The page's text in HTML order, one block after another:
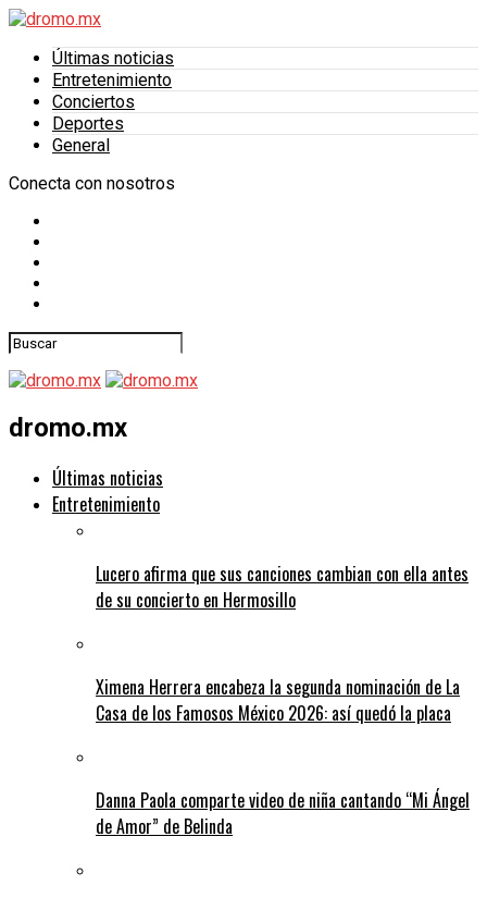
Últimas noticias
Entretenimiento
Conciertos
Deportes
General
Conecta con nosotros
dromo.mx
Últimas noticias
Entretenimiento
Lucero afirma que sus canciones cambian con ella antes
de su concierto en Hermosillo
Ximena Herrera encabeza la segunda nominación de La
Casa de los Famosos México 2026: así quedó la placa
Danna Paola comparte video de niña cantando “Mi Ángel
de Amor” de Belinda